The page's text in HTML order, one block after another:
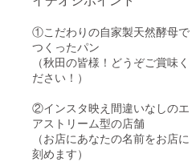
①こだわりの自家製天然酵母で
つくったパン
（秋田の皆様！どうぞご賞味く
ださい！）
②インスタ映え間違いなしのエ
アストリーム型の店舗
（お店にあなたの名前をお店に
刻めます）